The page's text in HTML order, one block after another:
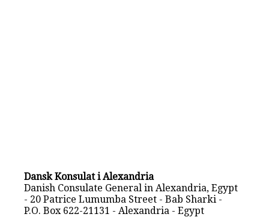
Dansk Konsulat i Alexandria
Danish Consulate General in Alexandria, Egypt
- 20 Patrice Lumumba Street - Bab Sharki -
P.O. Box 622-21131 - Alexandria - Egypt